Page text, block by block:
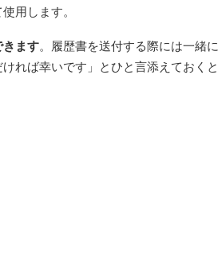
用します。
ます。履歴書を送付する際には一緒に
れば幸いです」とひと言添えておくと